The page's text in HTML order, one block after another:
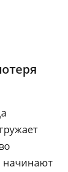
начинают